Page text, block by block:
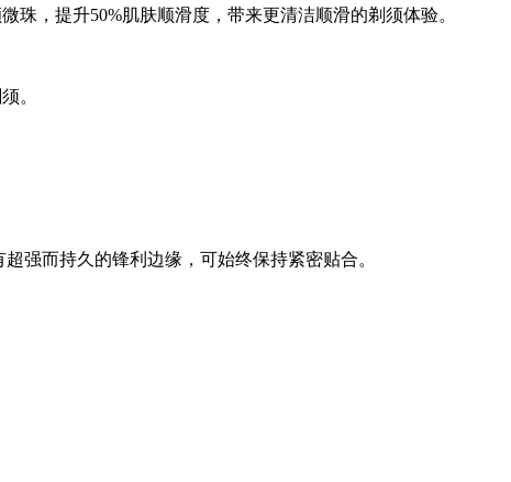
珠，提升50%肌肤顺滑度，带来更清洁顺滑的剃须体验。
。
强而持久的锋利边缘，可始终保持紧密贴合。